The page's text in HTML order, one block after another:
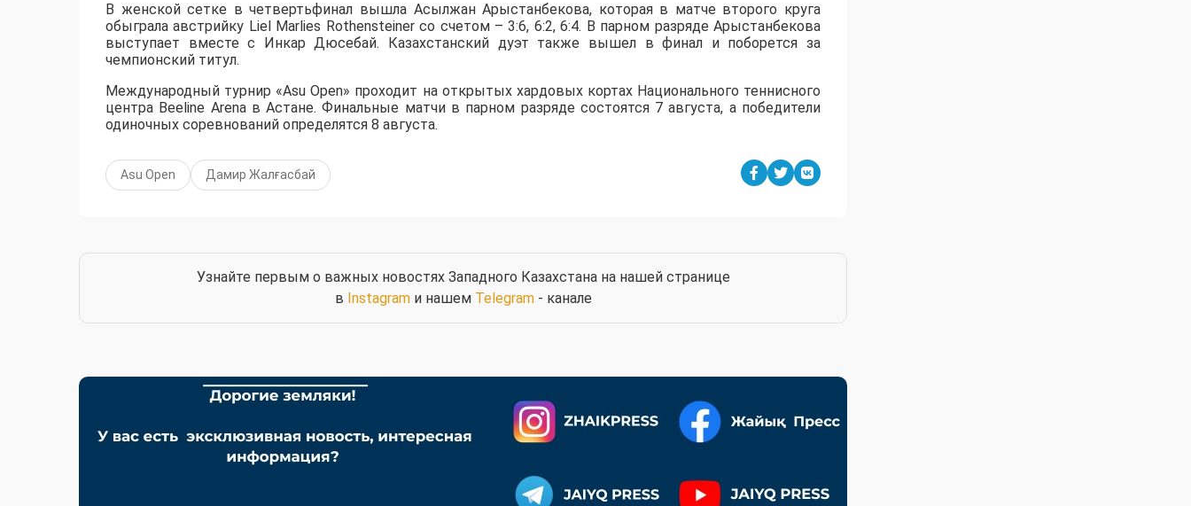
В женской сетке в четвертьфинал вышла Асылжан Арыстанбекова, которая в матче второго круга
обыграла австрийку Liel Marlies Rothensteiner со счетом – 3:6, 6:2, 6:4. В парном разряде Арыстанбекова
выступает вместе с Инкар Дюсебай. Казахстанский дуэт также вышел в финал и поборется за
чемпионский титул.
Международный турнир «Asu Open» проходит на открытых хардовых кортах Национального теннисного
центра Beeline Arena в Астане. Финальные матчи в парном разряде состоятся 7 августа, а победители
одиночных соревнований определятся 8 августа.
Asu Open Дамир Жалғасбай
Узнайте первым о важных новостях Западного Казахстана на нашей странице
в Instagramи нашем Telegram- канале